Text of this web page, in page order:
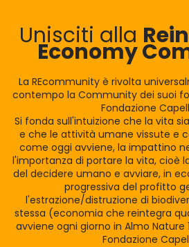
Unisciti alla
Economy
La REcommunity è rivolta
contempo la Community dei suoi
Fondazione
Si fonda sull'intuizione che la vita
e che le attività umane vissute e
come oggi avviene, la impattino
l'importanza di portare la vita, cioè
del decidere umano e avviare, in
progressiva del profitto
l'estrazione/distruzione di
stessa (economia che reintegra
avviene ogni giorno in Almo Nature
Fondazione